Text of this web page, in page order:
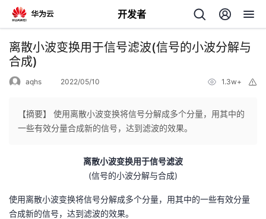
开发者
返
回
主
的
离散小波变换用于信号滤波(信号的小波分解与
合成)
aqhs 2022/05/10 1.3w+
【摘要】 使用离散小波变换将信号分解成多个分量，用其中的
一些有效分量合成新的信号，达到滤波的效果。
离散小波变换用于信号滤波
(信号的小波分解与合成)
使用离散小波变换将信号分解成多个分量，用其中的一些有效分量
合成新的信号，达到滤波的效果。